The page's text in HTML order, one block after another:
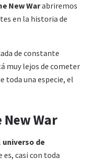
New Warabriremos
en la historia de
de constante
muy lejos de cometer
toda una especie, el
War
universo de
es, casi con toda